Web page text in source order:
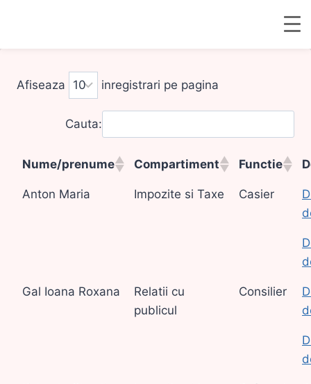
Afiseaza inregistrari pe pagina
Cauta:
Nume/prenume Compartiment Functie
Anton Maria Impozite si Taxe Casier
Gal Ioana Roxana
Relatii cu
publicul
Consilier